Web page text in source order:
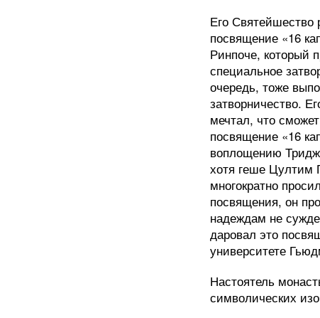
Его Святейшество
посвящение «16
Ринпоче, который
специальное
очередь, тоже
затворничество.
мечтал, что
посвящение «16
воплощению
хотя геше Цултим
многократно
посвящения, он
надеждам не
даровал это
университете
Настоятель
символических